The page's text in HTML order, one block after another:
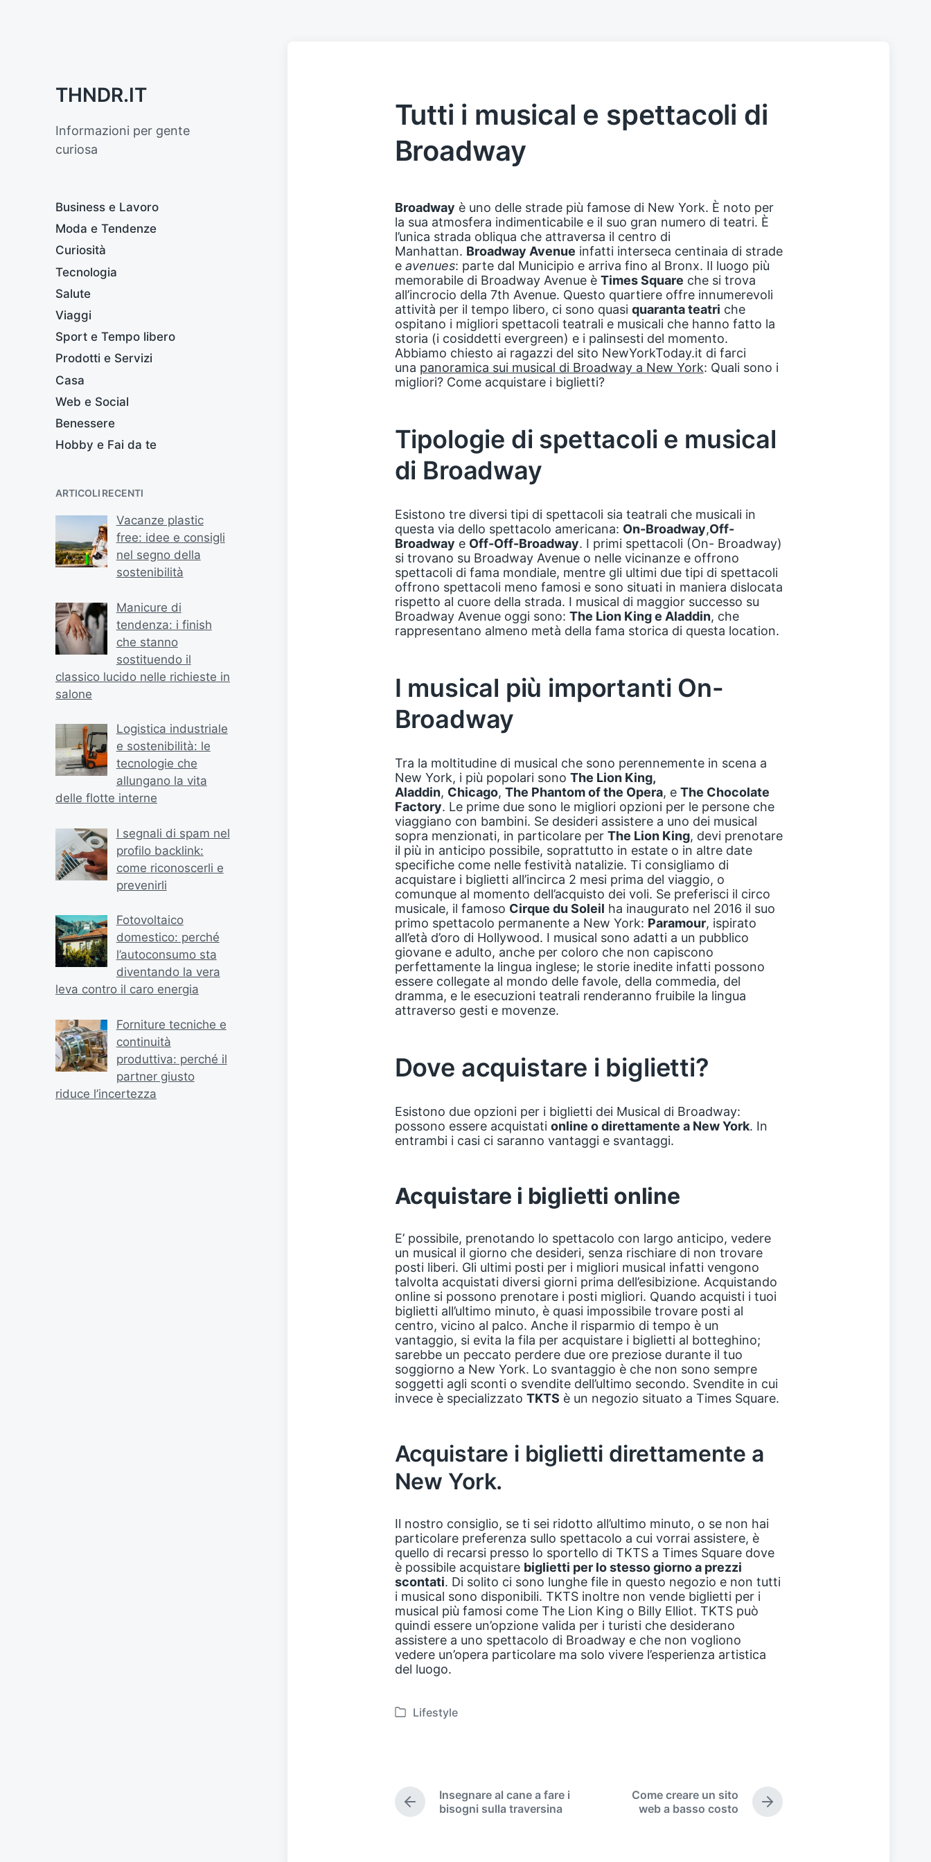
THNDR.IT
Informazioni per gente
curiosa
Business e Lavoro
Moda e Tendenze
Curiosità
Tecnologia
Salute
Viaggi
Sport e Tempo libero
Prodotti e Servizi
Casa
Web e Social
Benessere
Hobby e Fai da te
ARTICOLI RECENTI
Vacanze plastic
free: idee e consigli
nel segno della
sostenibilità
Manicure di
tendenza: i finish
che stanno
sostituendo il
classico lucido nelle richieste in
salone
Logistica industriale
e sostenibilità: le
tecnologie che
allungano la vita
delle flotte interne
I segnali di spam nel
profilo backlink:
come riconoscerli e
prevenirli
Fotovoltaico
domestico: perché
l’autoconsumo sta
diventando la vera
leva contro il caro energia
Forniture tecniche e
continuità
produttiva: perché il
partner giusto
riduce l’incertezza
Tutti i musical e spettacoli di
Broadway
Broadway è uno delle strade più famose di New York. È noto per
la sua atmosfera indimenticabile e il suo gran numero di teatri. È
l’unica strada obliqua che attraversa il centro di
Manhattan. Broadway Avenue infatti interseca centinaia di strade
e avenues: parte dal Municipio e arriva fino al Bronx. Il luogo più
memorabile di Broadway Avenue è Times Square che si trova
all’incrocio della 7th Avenue. Questo quartiere offre innumerevoli
attività per il tempo libero, ci sono quasi quaranta teatri che
ospitano i migliori spettacoli teatrali e musicali che hanno fatto la
storia (i cosiddetti evergreen) e i palinsesti del momento.
Abbiamo chiesto ai ragazzi del sito NewYorkToday.it di farci
una panoramica sui musical di Broadway a New York: Quali sono i
migliori? Come acquistare i biglietti?
Tipologie di spettacoli e musical
di Broadway
Esistono tre diversi tipi di spettacoli sia teatrali che musicali in
questa via dello spettacolo americana: On-Broadway,Off-
Broadway e Off-Off-Broadway. I primi spettacoli (On- Broadway)
si trovano su Broadway Avenue o nelle vicinanze e offrono
spettacoli di fama mondiale, mentre gli ultimi due tipi di spettacoli
offrono spettacoli meno famosi e sono situati in maniera dislocata
rispetto al cuore della strada. I musical di maggior successo su
Broadway Avenue oggi sono: The Lion King e Aladdin, che
rappresentano almeno metà della fama storica di questa location.
I musical più importanti On-
Broadway
Tra la moltitudine di musical che sono perennemente in scena a
New York, i più popolari sono The Lion King,
Aladdin, Chicago, The Phantom of the Opera, e The Chocolate
Factory. Le prime due sono le migliori opzioni per le persone che
viaggiano con bambini. Se desideri assistere a uno dei musical
sopra menzionati, in particolare per The Lion King, devi prenotare
il più in anticipo possibile, soprattutto in estate o in altre date
specifiche come nelle festività natalizie. Ti consigliamo di
acquistare i biglietti all’incirca 2 mesi prima del viaggio, o
comunque al momento dell’acquisto dei voli. Se preferisci il circo
musicale, il famoso Cirque du Soleil ha inaugurato nel 2016 il suo
primo spettacolo permanente a New York: Paramour, ispirato
all’età d’oro di Hollywood. I musical sono adatti a un pubblico
giovane e adulto, anche per coloro che non capiscono
perfettamente la lingua inglese; le storie inedite infatti possono
essere collegate al mondo delle favole, della commedia, del
dramma, e le esecuzioni teatrali renderanno fruibile la lingua
attraverso gesti e movenze.
Dove acquistare i biglietti?
Esistono due opzioni per i biglietti dei Musical di Broadway:
possono essere acquistati online o direttamente a New York. In
entrambi i casi ci saranno vantaggi e svantaggi.
Acquistare i biglietti online
E’ possibile, prenotando lo spettacolo con largo anticipo, vedere
un musical il giorno che desideri, senza rischiare di non trovare
posti liberi. Gli ultimi posti per i migliori musical infatti vengono
talvolta acquistati diversi giorni prima dell’esibizione. Acquistando
online si possono prenotare i posti migliori. Quando acquisti i tuoi
biglietti all’ultimo minuto, è quasi impossibile trovare posti al
centro, vicino al palco. Anche il risparmio di tempo è un
vantaggio, si evita la fila per acquistare i biglietti al botteghino;
sarebbe un peccato perdere due ore preziose durante il tuo
soggiorno a New York. Lo svantaggio è che non sono sempre
soggetti agli sconti o svendite dell’ultimo secondo. Svendite in cui
invece è specializzato TKTS è un negozio situato a Times Square.
Acquistare i biglietti direttamente a
New York.
Il nostro consiglio, se ti sei ridotto all’ultimo minuto, o se non hai
particolare preferenza sullo spettacolo a cui vorrai assistere, è
quello di recarsi presso lo sportello di TKTS a Times Square dove
è possibile acquistare biglietti per lo stesso giorno a prezzi
scontati. Di solito ci sono lunghe file in questo negozio e non tutti
i musical sono disponibili. TKTS inoltre non vende biglietti per i
musical più famosi come The Lion King o Billy Elliot. TKTS può
quindi essere un’opzione valida per i turisti che desiderano
assistere a uno spettacolo di Broadway e che non vogliono
vedere un’opera particolare ma solo vivere l’esperienza artistica
del luogo.
P
d
Lifestyle
P
r
Insegnare al cane a fare i
bisogni sulla traversina
N
e
Come creare un sito
web a basso costo